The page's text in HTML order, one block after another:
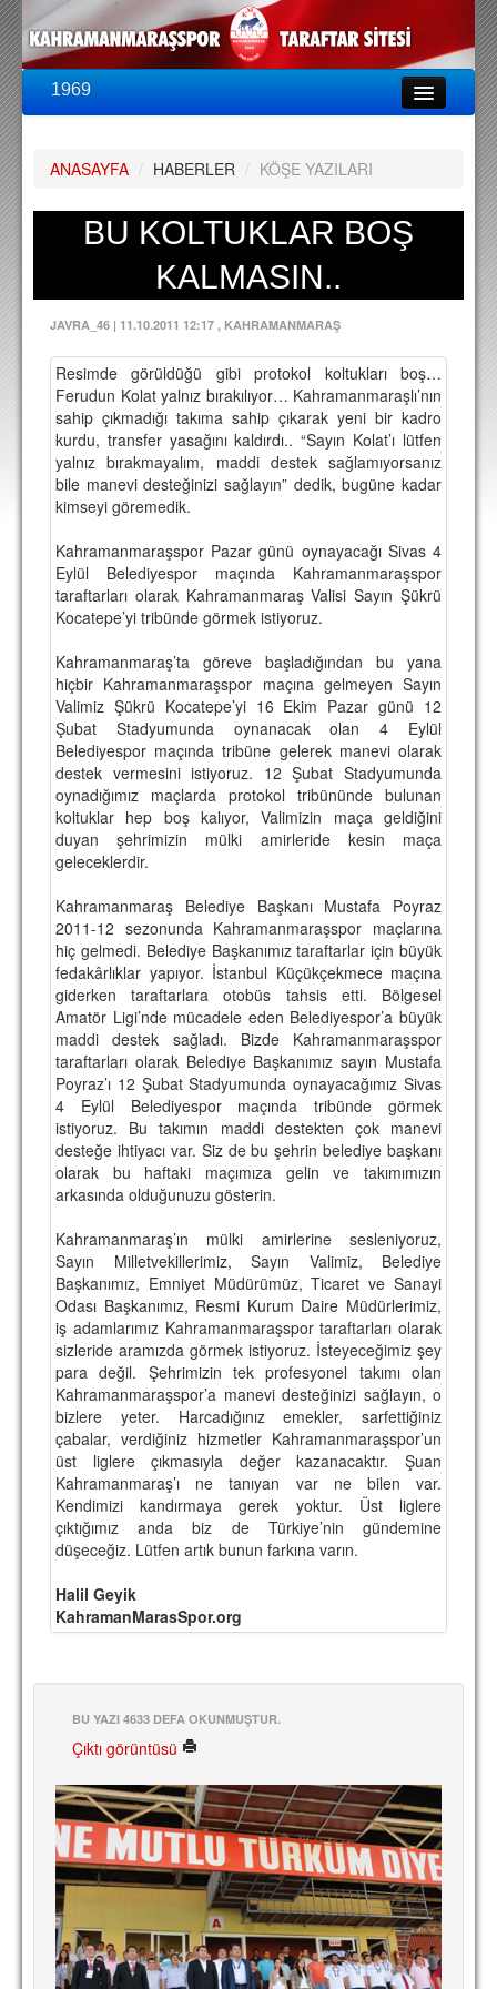
1969
PUAN DURUMU
FİKSTÜR
A TAKIM KADROSU
TEKNİK KADRO
TRANSFERLER
TARAFTAR
BİLETLER
DEPLASMAN
LİSANSLI ÜRÜNLER
MULTİMEDYA
FOTOĞRAF & VİDEOLAR
MARŞ & TEZAHÜRATLAR
KULÜP
AMBLEM
SPOR TESİSLERİ
YÖNETİM KURULU
SPONSORLAR
TARİHÇE
TARİHİ BAŞARILAR
BASINDAN
KUPA MAÇLARI
ESKi BAŞKANLAR
ESKİ HOCALAR
HAKKIMIZDA
MİSYON
HAKKIMIZDA
İRTİBAT
SİTE İSTATİSTİKLERİ
REKLAM YAYINI
ANASAYFA / HABERLER / KÖŞE YAZILARI
BU KOLTUKLAR BOŞ
KALMASIN..
JAVRA_46 | 11.10.2011 12:17 , KAHRAMANMARAŞ
Resimde görüldüğü gibi protokol koltukları boş…
Ferudun Kolat yalnız bırakılıyor… Kahramanmaraşlı’nın
sahip çıkmadığı takıma sahip çıkarak yeni bir kadro
kurdu, transfer yasağını kaldırdı.. “Sayın Kolat’ı lütfen
yalnız bırakmayalım, maddi destek sağlamıyorsanız
bile manevi desteğinizi sağlayın” dedik, bugüne kadar
kimseyi göremedik.
Kahramanmaraşspor Pazar günü oynayacağı Sivas 4
Eylül Belediyespor maçında Kahramanmaraşspor
taraftarları olarak Kahramanmaraş Valisi Sayın Şükrü
Kocatepe’yi tribünde görmek istiyoruz.
Kahramanmaraş’ta göreve başladığından bu yana
hiçbir Kahramanmaraşspor maçına gelmeyen Sayın
Valimiz Şükrü Kocatepe’yi 16 Ekim Pazar günü 12
Şubat Stadyumunda oynanacak olan 4 Eylül
Belediyespor maçında tribüne gelerek manevi olarak
destek vermesini istiyoruz. 12 Şubat Stadyumunda
oynadığımız maçlarda protokol tribününde bulunan
koltuklar hep boş kalıyor, Valimizin maça geldiğini
duyan şehrimizin mülki amirleride kesin maça
geleceklerdir.
Kahramanmaraş Belediye Başkanı Mustafa Poyraz
2011-12 sezonunda Kahramanmaraşspor maçlarına
hiç gelmedi. Belediye Başkanımız taraftarlar için büyük
fedakârlıklar yapıyor. İstanbul Küçükçekmece maçına
giderken taraftarlara otobüs tahsis etti. Bölgesel
Amatör Ligi’nde mücadele eden Belediyespor’a büyük
maddi destek sağladı. Bizde Kahramanmaraşspor
taraftarları olarak Belediye Başkanımız sayın Mustafa
Poyraz’ı 12 Şubat Stadyumunda oynayacağımız Sivas
4 Eylül Belediyespor maçında tribünde görmek
istiyoruz. Bu takımın maddi destekten çok manevi
desteğe ihtiyacı var. Siz de bu şehrin belediye başkanı
olarak bu haftaki maçımıza gelin ve takımımızın
arkasında olduğunuzu gösterin.
Kahramanmaraş’ın mülki amirlerine sesleniyoruz,
Sayın Milletvekillerimiz, Sayın Valimiz, Belediye
Başkanımız, Emniyet Müdürümüz, Ticaret ve Sanayi
Odası Başkanımız, Resmi Kurum Daire Müdürlerimiz,
iş adamlarımız Kahramanmaraşspor taraftarları olarak
sizleride aramızda görmek istiyoruz. İsteyeceğimiz şey
para değil. Şehrimizin tek profesyonel takımı olan
Kahramanmaraşspor’a manevi desteğinizi sağlayın, o
bizlere yeter. Harcadığınız emekler, sarfettiğiniz
çabalar, verdiğiniz hizmetler Kahramanmaraşspor’un
üst liglere çıkmasıyla değer kazanacaktır. Şuan
Kahramanmaraş’ı ne tanıyan var ne bilen var.
Kendimizi kandırmaya gerek yoktur. Üst liglere
çıktığımız anda biz de Türkiye’nin gündemine
düşeceğiz. Lütfen artık bunun farkına varın.
Halil Geyik
KahramanMarasSpor.org
BU YAZI 4633 DEFA OKUNMUŞTUR.
Çıktı görüntüsü